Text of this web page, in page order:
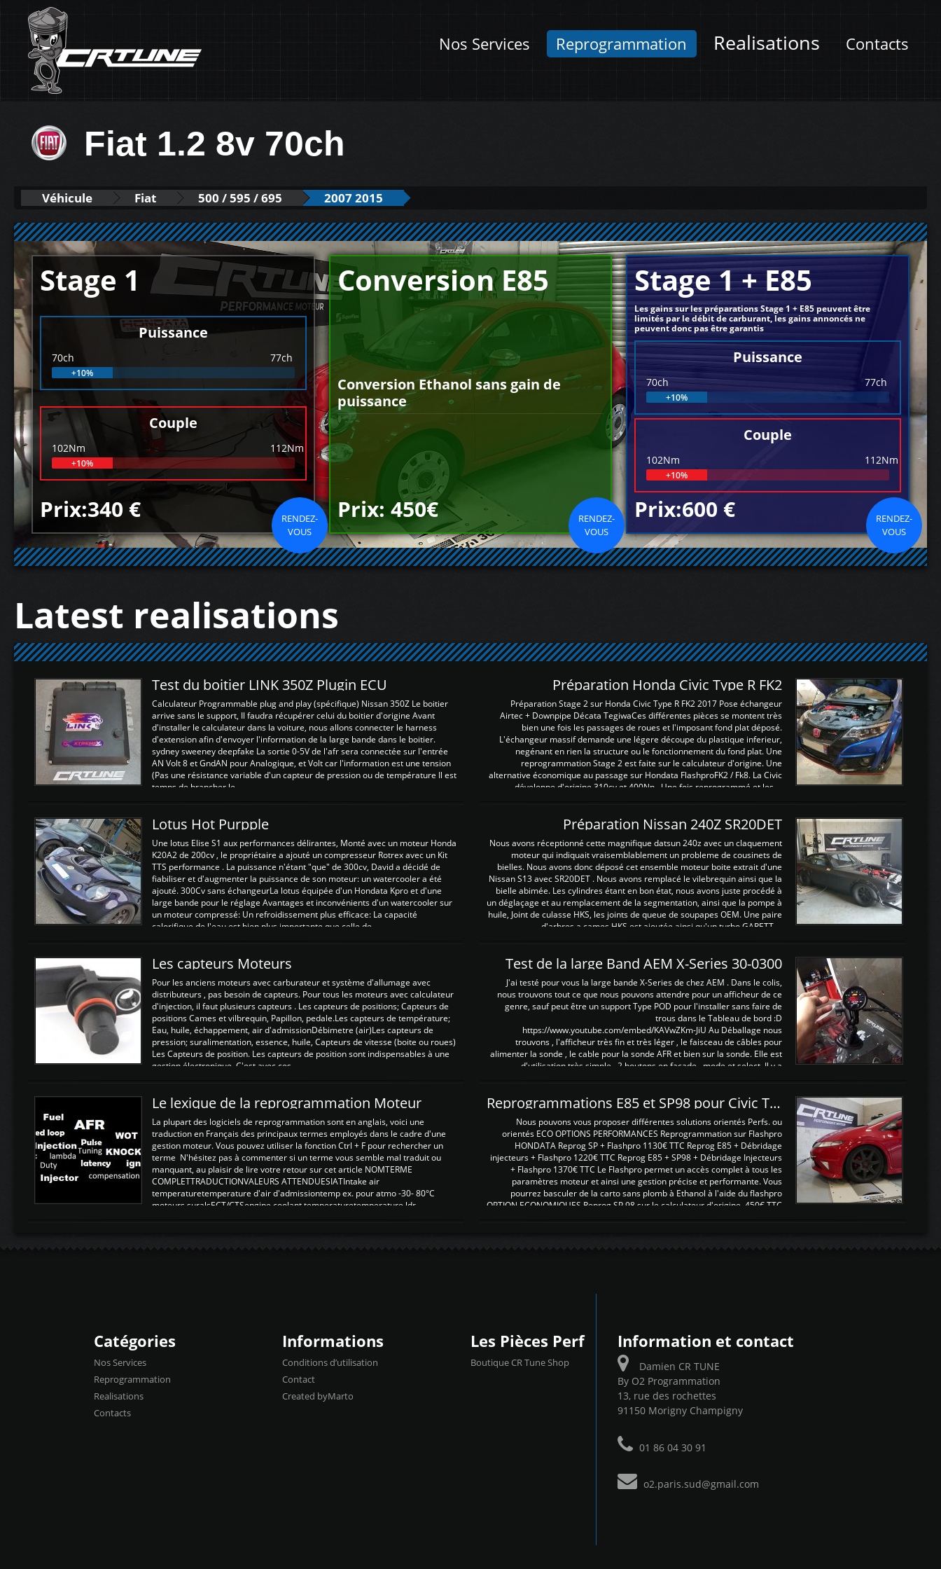
Nos Services Reprogrammation Realisations Contacts
Fiat 1.2 8v 70ch
Véhicule Fiat 500 / 595 / 695 2007 2015
Stage 1
Puissance
70ch 77ch
+10%
Couple
102Nm 112Nm
+10%
Prix:340 €
RENDEZ-
VOUS
Conversion E85
Conversion Ethanol sans gain de
puissance
Prix: 450€
RENDEZ-
VOUS
Stage 1 + E85
Les gains sur les préparations Stage 1 + E85 peuvent être
limités par le débit de carburant, les gains annoncés ne
peuvent donc pas être garantis
Puissance
70ch 77ch
+10%
Couple
102Nm 112Nm
+10%
Prix:600 €
RENDEZ-
VOUS
Latest realisations
Test du boitier LINK 350Z Plugin ECU
Calculateur Programmable plug and play (spécifique) Nissan 350Z Le boitier
arrive sans le support, Il faudra récupérer celui du boitier d'origine Avant
d'installer le calculateur dans la voiture, nous allons connecter le harness
d'extension afin d'envoyer l'information de la large bande dans le boitier.
sydney sweeney deepfake La sortie 0-5V de l'afr sera connectée sur l'entrée
AN Volt 8 et GndAN pour Analogique, et Volt car l'information est une tension
(Pas une résistance variable d'un capteur de pression ou de température Il est
temps de brancher le ...
Préparation Honda Civic Type R FK2
Préparation Stage 2 sur Honda Civic Type R FK2 2017 Pose échangeur
Airtec + Downpipe Décata TegiwaCes différentes pièces se montent très
bien une fois les passages de roues et l'imposant fond plat déposé.
L'échangeur massif demande une légere découpe du plastique inferieur,
negénant en rien la structure ou le fonctionnement du fond plat. Une
reprogrammation Stage 2 est faite sur le calculateur d'origine. Une
alternative économique au passage sur Hondata FlashproFK2 / Fk8. La Civic
développe d'origine 310cv et 400Nn , Une fois reprogrammé et les ...
Lotus Hot Purpple
Une lotus Elise S1 aux performances délirantes, Monté avec un moteur Honda
K20A2 de 200cv , le propriétaire a ajouté un compresseur Rotrex avec un Kit
TTS performance . La puissance n'étant "que" de 300cv, David a décidé de
fiabiliser et d'augmenter la puissance de son moteur: un watercooler a été
ajouté. 300Cv sans échangeurLa lotus équipée d'un Hondata Kpro et d'une
large bande pour le réglage Avantages et inconvénients d'un watercooler sur
un moteur compressé: Un refroidissement plus efficace: La capacité
calorifique de l'eau est bien plus importante que celle de ...
Préparation Nissan 240Z SR20DET
Nous avons réceptionné cette magnifique datsun 240z avec un claquement
moteur qui indiquait vraisemblablement un probleme de cousinets de
bielles. Nous avons donc déposé cet ensemble moteur boite extrait d'une
Nissan S13 avec SR20DET . Nous avons remplacé le vilebrequin ainsi que la
bielle abimée. Les cylindres étant en bon état, nous avons juste procédé à
un déglaçage et au remplacement de la segmentation, ainsi que la pompe à
huile, Joint de culasse HKS, les joints de queue de soupapes OEM. Une paire
d'arbres a cames HKS est ajoutée ainsi qu'un turbo GARETT ...
Les capteurs Moteurs
Pour les anciens moteurs avec carburateur et système d'allumage avec
distributeurs , pas besoin de capteurs. Pour tous les moteurs avec calculateur
d'injection, il faut plusieurs capteurs . Les capteurs de positions; Capteurs de
positions Cames et vilbrequin, Papillon, pedale.Les capteurs de température;
Eau, huile, échappement, air d'admissionDébimetre (air)Les capteurs de
pression; suralimentation, essence, huile, Capteurs de vitesse (boite ou roues)
Les Capteurs de position. Les capteurs de position sont indispensables à une
gestion électronique. C'est avec ces ...
Test de la large Band AEM X-Series 30-0300
J'ai testé pour vous la large bande X-Series de chez AEM . Dans le colis,
nous trouvons tout ce que nous pouvons attendre pour un afficheur de ce
genre, sauf peut être un support Type POD pour l'installer sans faire de
trous dans le Tableau de bord :D
https://www.youtube.com/embed/KAVwZKm-JiU Au Déballage nous
trouvons , l'afficheur très fin et très léger , le faisceau de câbles pour
alimenter la sonde , le cable pour la sonde AFR et bien sur la sonde. Elle est
d'utilisation très simple , 2 boutons en façade , mode et select. Il y a
Le lexique de la reprogrammation Moteur
La plupart des logiciels de reprogrammation sont en anglais, voici une
traduction en Français des principaux termes employés dans le cadre d'une
gestion moteur. Vous pouvez utiliser la fonction Ctrl + F pour rechercher un
terme N'hésitez pas à commenter si un terme vous semble mal traduit ou
manquant, au plaisir de lire votre retour sur cet article NOMTERME
COMPLETTRADUCTIONVALEURS ATTENDUESIATIntake air
temperaturetemperature d'air d'admissiontemp ex. pour atmo -30- 80°C
moteurs suralsECT/CTSengine coolant temperaturetemperature ldr
Reprogrammations E85 et SP98 pour Civic Type R FN2
Nous pouvons vous proposer différentes solutions orientés Perfs. ou
orientés ECO OPTIONS PERFORMANCES Reprogrammation sur Flashpro
HONDATA Reprog SP + Flashpro 1130€ TTC Reprog E85 + Débridage
injecteurs + Flashpro 1220€ TTC Reprog E85 + SP98 + Débridage Injecteurs
+ Flashpro 1370€ TTC Le Flashpro permet un accès complet à tous les
paramètres moteur et ainsi une gestion précise et performante. Vous
pourrez basculer de la carto sans plomb à Ethanol à l'aide du flashpro
OPTION ECONOMIQUES Reprog SP 98 sur le calculateur d'origine 450€ TTC
Catégories
Nos Services
Reprogrammation
Realisations
Contacts
Informations
Conditions d’utilisation
Contact
Created byMarto
Les Pièces Perf
Boutique CR Tune Shop
Information et contact
Damien CR TUNE
By O2 Programmation
13, rue des rochettes
91150 Morigny Champigny
01 86 04 30 91
o2.paris.sud@gmail.com